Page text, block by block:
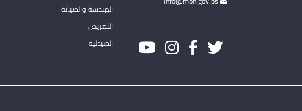
الهندسة والصيانة
التمريض
الصيدلية